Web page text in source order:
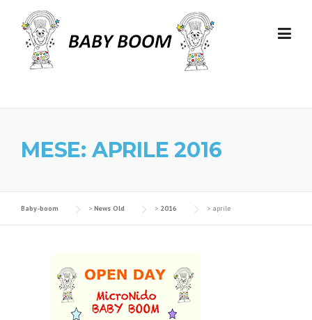
Skip to content
MESE: APRILE 2016
Baby-boom > News Old > 2016 > aprile